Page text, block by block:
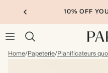
10% OFF
Home/Papeterie/Planificateurs